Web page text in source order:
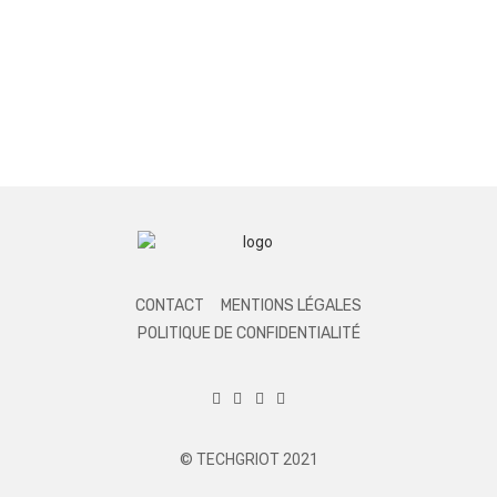
CONTACT
MENTIONS LÉGALES
POLITIQUE DE CONFIDENTIALITÉ
© TECHGRIOT 2021